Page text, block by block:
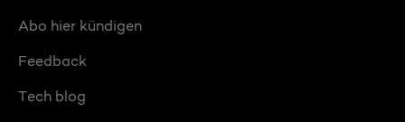
Abo hier kündigen
Feedback
Tech blog